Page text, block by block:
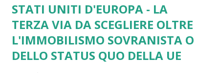
STATI UNITI D'EUROPA - LA
TERZA VIA DA SCEGLIERE OLTRE
L'IMMOBILISMO SOVRANISTA O
DELLO STATUS QUO DELLA UE